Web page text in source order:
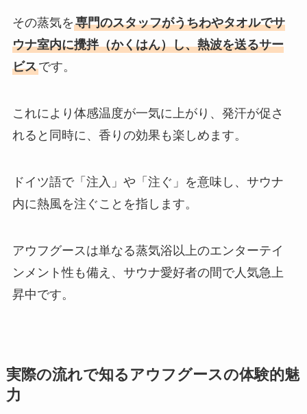
その蒸気を専門のスタッフがうちわやタオルでサ
ウナ室内に攪拌（かくはん）し、熱波を送るサー
ビスです。
これにより体感温度が一気に上がり、発汗が促さ
れると同時に、香りの効果も楽しめます。
ドイツ語で「注入」や「注ぐ」を意味し、サウナ
内に熱風を注ぐことを指します。
アウフグースは単なる蒸気浴以上のエンターテイ
ンメント性も備え、サウナ愛好者の間で人気急上
昇中です。
実際の流れで知るアウフグースの体験的魅
力